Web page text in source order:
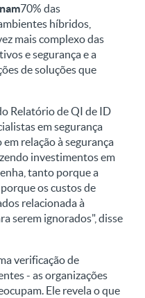
70% das
híbridos,
mais complexo das
e segurança e a
de soluções que
Relatório de QI de ID
em segurança
relação à segurança
investimentos em
tanto porque a
os custos de
relacionada à
serem ignorados", disse
verificação de
- as organizações
Ele revela o que